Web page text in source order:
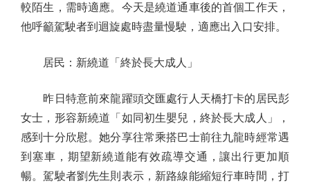
較陌生，需時適應。今天是繞道通車後的首個工作天，
他呼籲駕駛者到迴旋處時盡量慢駛，適應出入口安排。
居民：新繞道「終於長大成人」
昨日特意前來龍躍頭交匯處行人天橋打卡的居民彭
女士，形容新繞道「如同初生嬰兒，終於長大成人」，
感到十分欣慰。她分享往常乘搭巴士前往九龍時經常遇
到塞車，期望新繞道能有效疏導交通，讓出行更加順
暢。駕駛者劉先生則表示，新路線能縮短行車時間，打